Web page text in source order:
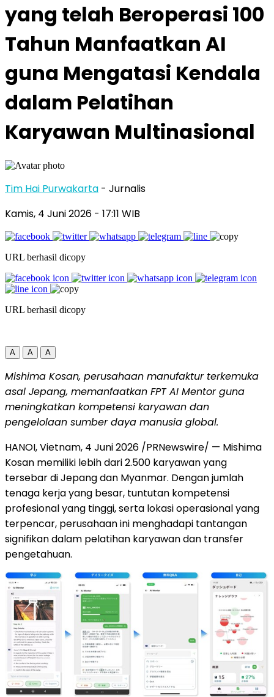
yang telah Beroperasi 100
Tahun Manfaatkan AI
guna Mengatasi Kendala
dalam Pelatihan
Karyawan Multinasional
Tim Hai Purwakarta - Jurnalis
Kamis, 4 Juni 2026 - 17:11 WIB
URL berhasil dicopy
URL berhasil dicopy
A A A
Mishima Kosan, perusahaan manufaktur terkemuka
asal Jepang, memanfaatkan FPT AI Mentor guna
meningkatkan kompetensi karyawan dan
pengelolaan sumber daya manusia global.
HANOI, Vietnam, 4 Juni 2026 /PRNewswire/ — Mishima
Kosan memiliki lebih dari 2.500 karyawan yang
tersebar di Jepang dan Myanmar. Dengan jumlah
tenaga kerja yang besar, tuntutan kompetensi
profesional yang tinggi, serta lokasi operasional yang
terpencar, perusahaan ini menghadapi tantangan
signifikan dalam pelatihan karyawan dan transfer
pengetahuan.